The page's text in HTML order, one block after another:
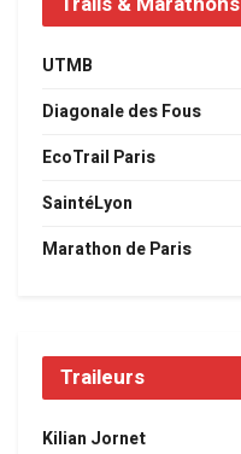
UTMB
Diagonale des Fous
EcoTrail Paris
SaintéLyon
Marathon de Paris
Traileurs
Kilian Jornet